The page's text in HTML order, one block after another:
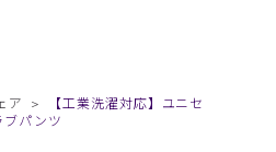
ア
【工業洗濯対応】ユニセ
ブパンツ